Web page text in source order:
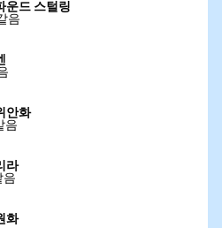
드 스털링
음
안화
음
라
음
화